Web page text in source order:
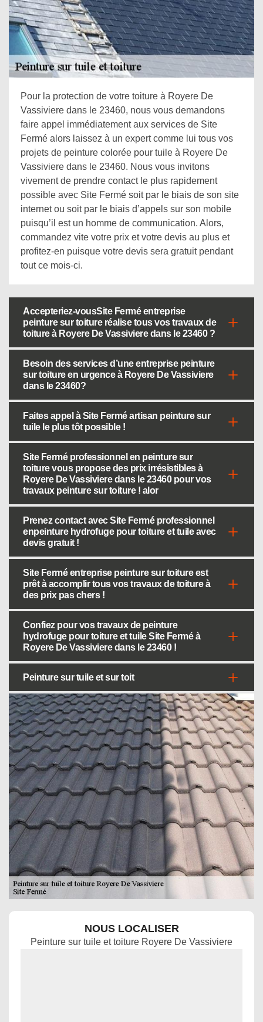
Pour la protection de votre toiture à Royere De
Vassiviere dans le 23460, nous vous demandons
faire appel immédiatement aux services de Site
Fermé alors laissez à un expert comme lui tous vos
projets de peinture colorée pour tuile à Royere De
Vassiviere dans le 23460. Nous vous invitons
vivement de prendre contact le plus rapidement
possible avec Site Fermé soit par le biais de son site
internet ou soit par le biais d’appels sur son mobile
puisqu’il est un homme de communication. Alors,
commandez vite votre prix et votre devis au plus et
profitez-en puisque votre devis sera gratuit pendant
tout ce mois-ci.
Accepteriez-vousSite Fermé entreprise
peinture sur toiture réalise tous vos travaux de
toiture à Royere De Vassiviere dans le 23460 ?
Besoin des services d’une entreprise peinture
sur toiture en urgence à Royere De Vassiviere
dans le 23460?
Faites appel à Site Fermé artisan peinture sur
tuile le plus tôt possible !
Site Fermé professionnel en peinture sur
toiture vous propose des prix irrésistibles à
Royere De Vassiviere dans le 23460 pour vos
travaux peinture sur toiture ! alor
Prenez contact avec Site Fermé professionnel
enpeinture hydrofuge pour toiture et tuile avec
devis gratuit !
Site Fermé entreprise peinture sur toiture est
prêt à accomplir tous vos travaux de toiture à
des prix pas chers !
Confiez pour vos travaux de peinture
hydrofuge pour toiture et tuile Site Fermé à
Royere De Vassiviere dans le 23460 !
Peinture sur tuile et sur toit
NOUS LOCALISER
Peinture sur tuile et toiture Royere De Vassiviere